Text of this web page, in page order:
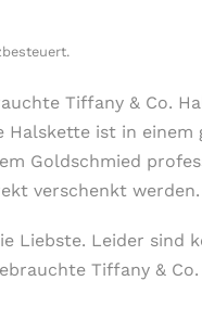
Tiffany & Co.
Halskette ist in einem
Goldschmied
verschenkt werden.
Liebste. Leider sind
Tiffany &